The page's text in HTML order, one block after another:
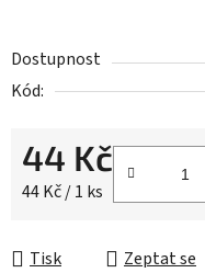
Dostupnost
Kód:
44 Kč
Měrná cena:
44 Kč / 1 ks
Tisk Zeptat se